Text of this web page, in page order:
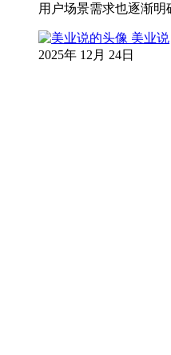
用户场景需求也逐渐
美业说
2025年 12月 24日